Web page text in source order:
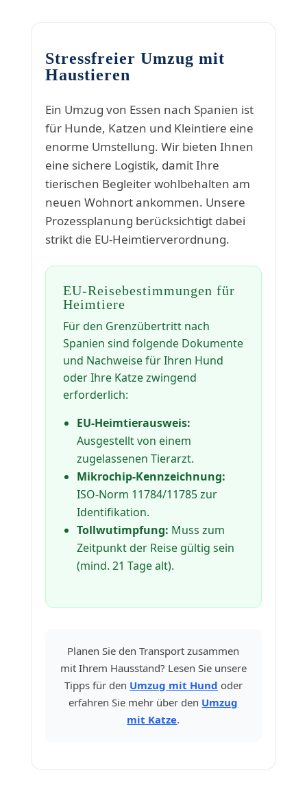
Stressfreier Umzug mit
Haustieren
Ein Umzug von Essen nach Spanien ist
für Hunde, Katzen und Kleintiere eine
enorme Umstellung. Wir bieten Ihnen
eine sichere Logistik, damit Ihre
tierischen Begleiter wohlbehalten am
neuen Wohnort ankommen. Unsere
Prozessplanung berücksichtigt dabei
strikt die EU-Heimtierverordnung.
EU-Reisebestimmungen für
Heimtiere
Für den Grenzübertritt nach
Spanien sind folgende Dokumente
und Nachweise für Ihren Hund
oder Ihre Katze zwingend
erforderlich:
EU-Heimtierausweis:
Ausgestellt von einem
zugelassenen Tierarzt.
Mikrochip-Kennzeichnung:
ISO-Norm 11784/11785 zur
Identifikation.
Tollwutimpfung: Muss zum
Zeitpunkt der Reise gültig sein
(mind. 21 Tage alt).
Planen Sie den Transport zusammen
mit Ihrem Hausstand? Lesen Sie unsere
Tipps für den Umzug mit Hund oder
erfahren Sie mehr über den Umzug
mit Katze.